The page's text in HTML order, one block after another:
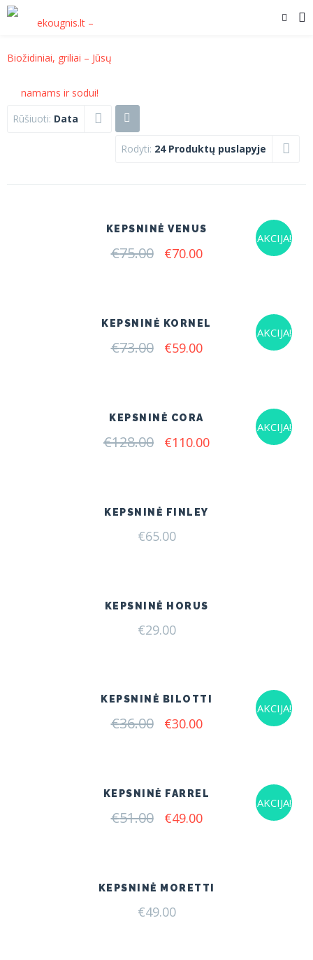
Rūšiuoti: Data
Rodyti: 24 Produktų puslapyje
AKCIJA!
KEPSNINĖ VENUS
€75.00 Original
€70.00Current
AKCIJA!
KEPSNINĖ KORNEL
€73.00 Original
€59.00Current
AKCIJA!
KEPSNINĖ CORA
€128.00 Original
€110.00Current
KEPSNINĖ FINLEY
€65.00
KEPSNINĖ HORUS
€29.00
AKCIJA!
KEPSNINĖ BILOTTI
€36.00 Original
€30.00Current
AKCIJA!
KEPSNINĖ FARREL
€51.00 Original
€49.00Current
KEPSNINĖ MORETTI
€49.00